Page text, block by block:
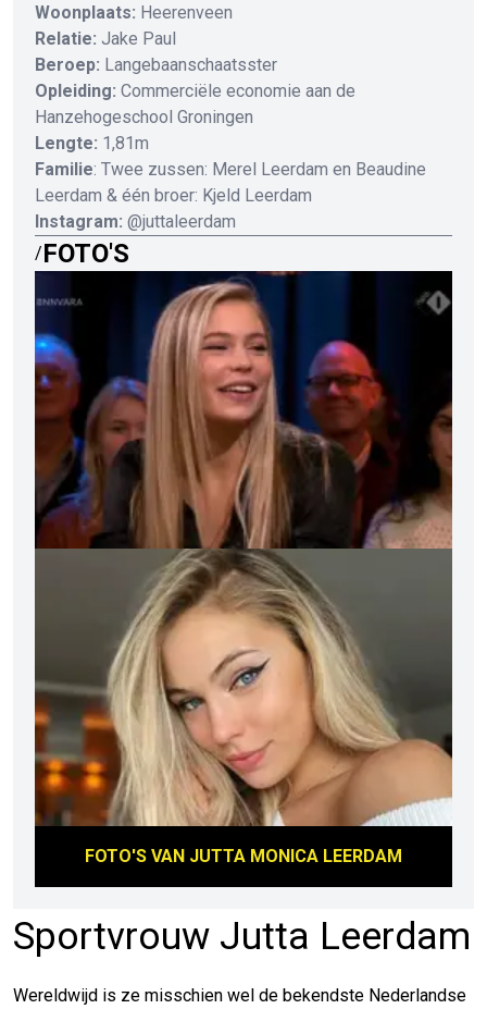
Sportvrouw Jutta Leerdam
Wereldwijd is ze misschien wel de bekendste Nederlandse
Woonplaats: Heerenveen
Relatie: Jake Paul
Beroep: Langebaanschaatsster
Opleiding: Commerciële economie aan de
Hanzehogeschool Groningen
Lengte: 1,81m
Familie: Twee zussen: Merel Leerdam en Beaudine
Leerdam & één broer: Kjeld Leerdam
Instagram: @juttaleerdam
/FOTO'S
FOTO'S VAN JUTTA MONICA LEERDAM